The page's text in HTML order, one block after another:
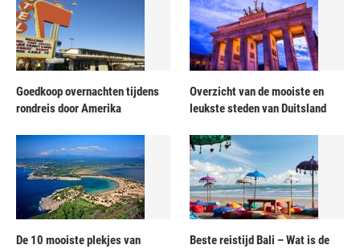
Goedkoop overnachten tijdens
rondreis door Amerika
Overzicht van de mooiste en
leukste steden van Duitsland
De 10 mooiste plekjes van
Beste reistijd Bali – Wat is de